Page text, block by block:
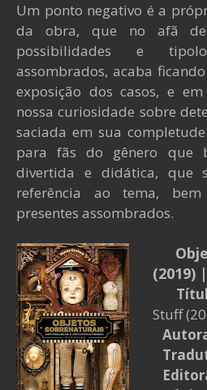
Um ponto negativo é a
da obra, que no afã
possibilidades e
assombrados, acaba
exposição dos casos, e
nossa curiosidade sobre
saciada em sua
para fãs do gênero que
divertida e didática, que
referência ao tema,
presentes assombrados.
(2019)
Stuff